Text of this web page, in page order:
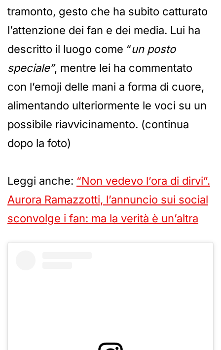
tramonto, gesto che ha subito catturato
l’attenzione dei fan e dei media. Lui ha
descritto il luogo come “un posto
speciale”, mentre lei ha commentato
con l’emoji delle mani a forma di cuore,
alimentando ulteriormente le voci su un
possibile riavvicinamento. (continua
dopo la foto)
Leggi anche: “Non vedevo l’ora di dirvi”.
Aurora Ramazzotti, l’annuncio sui social
sconvolge i fan: ma la verità è un’altra